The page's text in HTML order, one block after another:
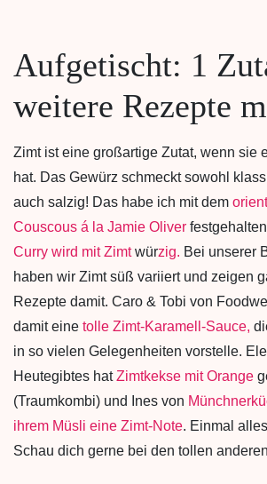
Aufgetischt: 1
weitere Rezepte
Zimt ist eine großartige Zutat, wenn sie
hat. Das Gewürz schmeckt sowohl
auch salzig! Das habe ich mit dem
Couscous á la Jamie Oliver
Curry wird mit Zimtwürzig. Bei unserer
haben wir Zimt süß variiert und zeigen
Rezepte damit. Caro & Tobi von
damit eine tolle Zimt-Karamell-Sauce,
in so vielen Gelegenheiten vorstelle.
Heutegibtes hatZimtkekse mit Orange
(Traumkombi) und Ines von
ihrem Müsli eine Zimt-Note. Einmal
Schau dich gerne bei den tollen